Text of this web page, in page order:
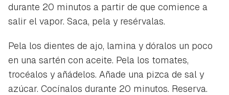
durante 20 minutos a partir de que comience a
salir el vapor. Saca, pela y resérvalas.
Pela los dientes de ajo, lamina y dóralos un poco
en una sartén con aceite. Pela los tomates,
trocéalos y añádelos. Añade una pizca de sal y
azúcar. Cocínalos durante 20 minutos. Reserva.